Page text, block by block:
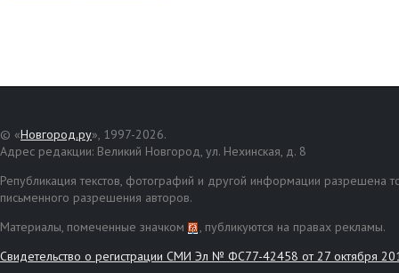
© «Новгород.ру», 1997-2026.
Адрес редакции: Великий Новгород, ул. Нехинская, д. 8
Републикация текстов, фотографий и другой информации разрешена
письменного разрешения авторов.
Материалы, помеченные значком
, публикуются на правах рекламы.
Свидетельство о регистрации СМИ Эл № ФС77-42458 от 27 октября